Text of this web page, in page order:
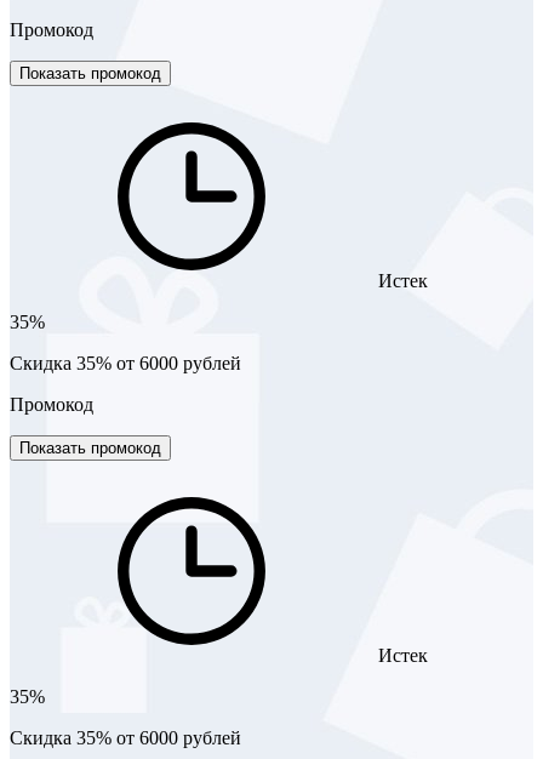
Промокод
Показать промокод
Истек
35%
Скидка 35% от 6000 рублей
Промокод
Показать промокод
Истек
35%
Скидка 35% от 6000 рублей